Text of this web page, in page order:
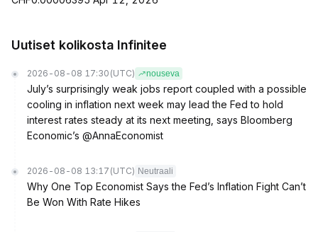
Uutiset kolikosta Infinitee
2026-08-08 17:30 (UTC) nouseva
July’s surprisingly weak jobs report coupled with a possible
cooling in inflation next week may lead the Fed to hold
interest rates steady at its next meeting, says Bloomberg
Economic’s @AnnaEconomist
2026-08-08 13:17 (UTC) Neutraali
Why One Top Economist Says the Fed’s Inflation Fight Can’t
Be Won With Rate Hikes